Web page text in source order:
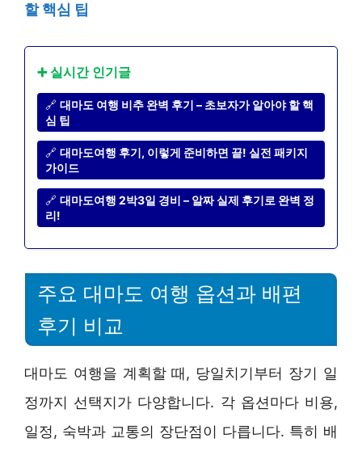
할 핵심 팁
➕ 실시간 인기글
🔗 대마도 여행 비추 완벽 후기 – 초보자가 알아야 할 핵
심 팁
🔗 대마도여행 후기, 이렇게 준비하면 끝! 실전 패키지
가이드
🔗 대마도여행 2박3일 경비 – 알짜 실제 후기로 완벽 정
리!
주요 대마도 여행 옵션과 배편
후기 비교
대마도 여행을 계획할 때, 당일치기부터 장기 일
정까지 선택지가 다양합니다. 각 옵션마다 비용,
일정, 숙박과 교통의 장단점이 다릅니다. 특히 배